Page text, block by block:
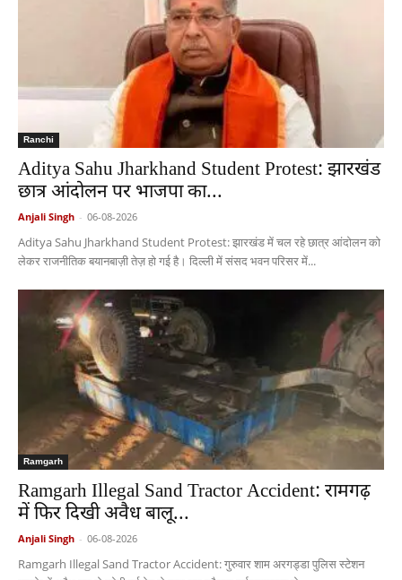
Ranchi
Aditya Sahu Jharkhand Student Protest: झारखंड
छात्र आंदोलन पर भाजपा का...
Anjali Singh - 06-08-2026
Aditya Sahu Jharkhand Student Protest: झारखंड में चल रहे छात्र आंदोलन को
लेकर राजनीतिक बयानबाज़ी तेज़ हो गई है। दिल्ली में संसद भवन परिसर में...
Ramgarh
Ramgarh Illegal Sand Tractor Accident: रामगढ़
में फिर दिखी अवैध बालू...
Anjali Singh - 06-08-2026
Ramgarh Illegal Sand Tractor Accident: गुरुवार शाम अरगड्डा पुलिस स्टेशन